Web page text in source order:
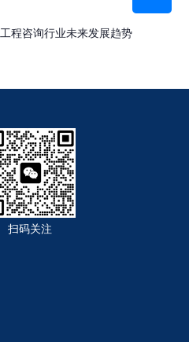
工程咨询行业未来发展趋势
扫码关注